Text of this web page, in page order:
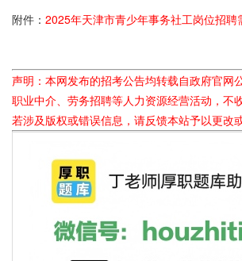
附件： 2025年天津市青少年事务社工岗位招聘
声明：本网发布的招考公告均转载自政府官网
职业中介、劳务招聘等人力资源经营活动，不
若涉及版权或错误信息，请反馈本站予以更改